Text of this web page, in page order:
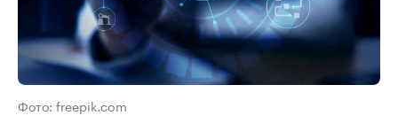
Фото: freepik.com